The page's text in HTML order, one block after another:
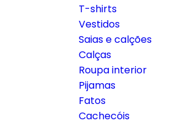
T-shirts
Vestidos
Saias e calções
Calças
Roupa interior
Pijamas
Fatos
Cachecóis